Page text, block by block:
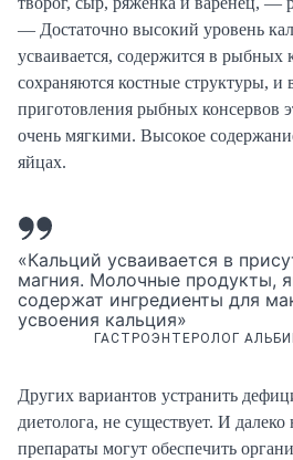
— Достаточно высокий уровень
усваивается, содержится в рыбных
сохраняются костные структуры, и
приготовления рыбных консервов
очень мягкими. Высокое
яйцах.
«Кальций усваивается в
магния. Молочные продукты,
содержат ингредиенты для
усвоения кальция»
ГАСТРОЭНТЕРОЛОГ
Других вариантов устранить
диетолога, не существует. И
препараты могут обеспечить